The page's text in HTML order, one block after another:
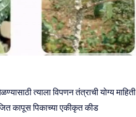
त्याला विपणन तंत्राची योग्य माहिती
कापूस पिकाच्या एकीकृत कीड